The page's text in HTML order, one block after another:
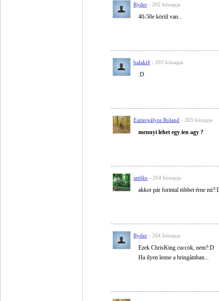
Ryder - 202 hónapja
40-50e körül van...
balaki4 - 203 hónapja
:D
Esztergályos Roland - 203 hónapja
mennyi lehet egy ien agy ?
sztőke - 204 hónapja
akkor pár forintal többet érne
Ryder - 204 hónapja
Ezek ChrisKing cuccok, nem?:D
Ha ilyen lenne a bringámban...